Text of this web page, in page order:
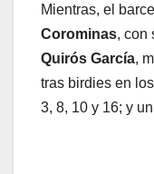
Mientras, el
Corominas, con
Quirós García,
tras birdies en
3, 8, 10 y 16; y